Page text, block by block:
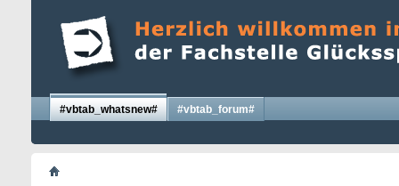
#vbtab_whatsnew# #vbtab_forum#